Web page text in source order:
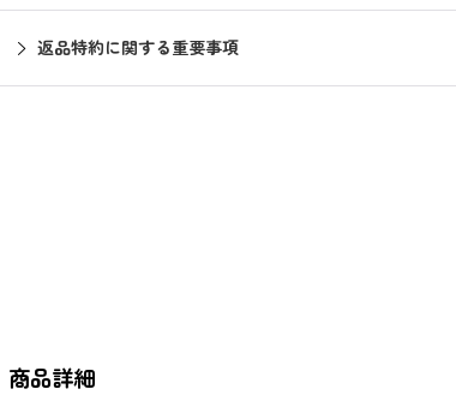
返品特約に関する重要事項
商品詳細